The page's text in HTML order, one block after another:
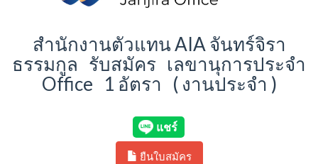
สำนักงานตัวแทน AIA จันทร์จิรา
ธรรมกูล รับสมัคร เลขานุการประจำ
Office 1 อัตรา ( งานประจำ )
ยืนใบสมัคร